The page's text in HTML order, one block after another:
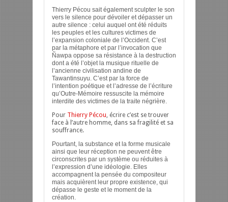
Thierry Pécou sait également sculpter le son
vers le silence pour dévoiler et dépasser un
autre silence : celui auquel ont été réduits
les peuples et les cultures victimes de
l’expansion coloniale de l’Occident. C’est
par la métaphore et par l’invocation que
Ñawpa oppose sa résistance à la destruction
dont a été l’objet la musique rituelle de
l’ancienne civilisation andine de
Tawantinsuyu. C’est par la force de
l’intention poétique et l’adresse de l’écriture
qu’Outre-Mémoire ressuscite la mémoire
interdite des victimes de la traite négrière.
Pour Thierry Pécou, écrire c’est se trouver
face à l’autre homme, dans sa fragilité et sa
souffrance.
Pourtant, la substance et la forme musicale
ainsi que leur réception ne peuvent être
circonscrites par un système ou réduites à
l’expression d’une idéologie. Elles
accompagnent la pensée du compositeur
mais acquièrent leur propre existence, qui
dépasse le geste et le moment de la
création.